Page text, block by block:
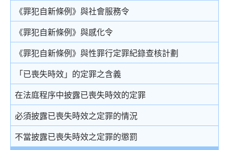
投訴警察
感化院
羈留院
醫院令
戒毒所令
罰款
補償令
復還令
《罪犯自新條例》與社會服務令
《罪犯自新條例》與感化令
《罪犯自新條例》與性罪行定罪紀錄查核計劃
「已喪失時效」的定罪之含義
在法庭程序中披露已喪失時效的定罪
必須披露已喪失時效之定罪的情況
不當披露已喪失時效之定罪的懲罰